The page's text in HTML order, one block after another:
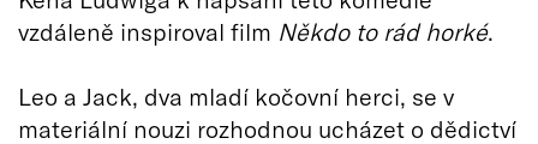
vzdáleně inspiroval film Někdo to rád horké.
Leo a Jack, dva mladí kočovní herci, se v
materiální nouzi rozhodnou ucházet o dědictví